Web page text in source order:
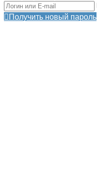
Получить новый пароль